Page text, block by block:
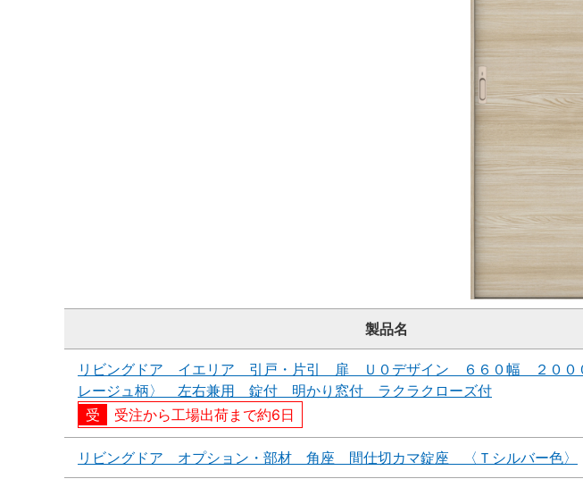
製品名
リビングドア イエリア 引戸・片引 扉 Ｕ０デザイン ６６０幅 ２００
レージュ柄〉 左右兼用 錠付 明かり窓付 ラクラクローズ付
受注から工場出荷まで約6日
リビングドア オプション・部材 角座 間仕切カマ錠座 〈Ｔシルバー色〉